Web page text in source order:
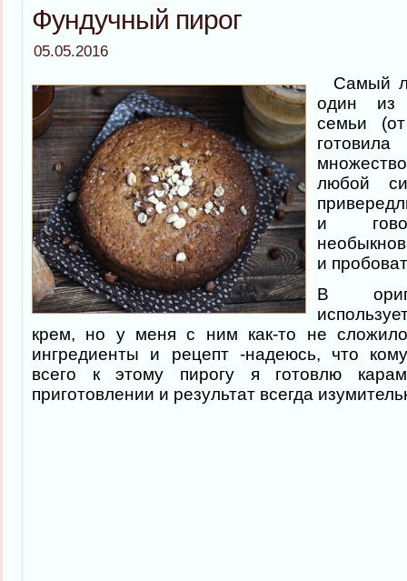
Фундучный пирог
05.05.2016
Самый
один из
семьи
любой
и
и
В
крем, но у меня с ним как-то не
ингредиенты и рецепт -надеюсь, что
всего к этому пирогу я готовлю
приготовлении и результат всегда